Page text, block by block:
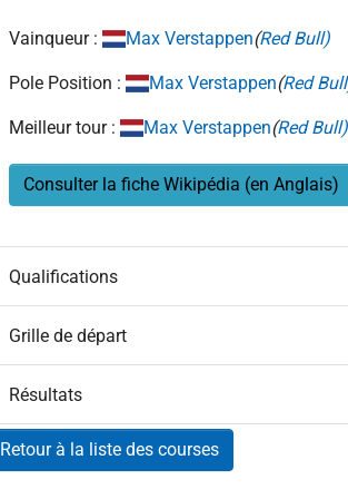
Vainqueur : Max Verstappen(Red Bull)
Pole Position : Max Verstappen(Red
Meilleur tour : Max Verstappen(Red Bull)
Consulter la fiche Wikipédia (en Anglais)
Qualifications
Grille de départ
Résultats
Retour à la liste des courses